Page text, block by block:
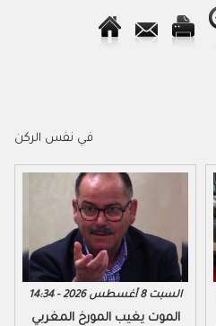
في نفس الركن
السبت 8 أغسطس 2026 - 14:34
الموت يغيب المورخ المغربي